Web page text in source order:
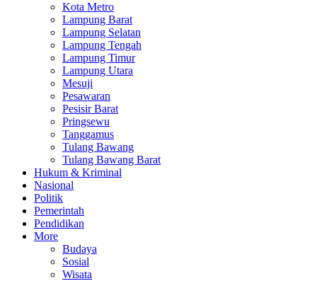
Kota Metro
Lampung Barat
Lampung Selatan
Lampung Tengah
Lampung Timur
Lampung Utara
Mesuji
Pesawaran
Pesisir Barat
Pringsewu
Tanggamus
Tulang Bawang
Tulang Bawang Barat
Hukum & Kriminal
Nasional
Politik
Pemerintah
Pendidikan
More
Budaya
Sosial
Wisata